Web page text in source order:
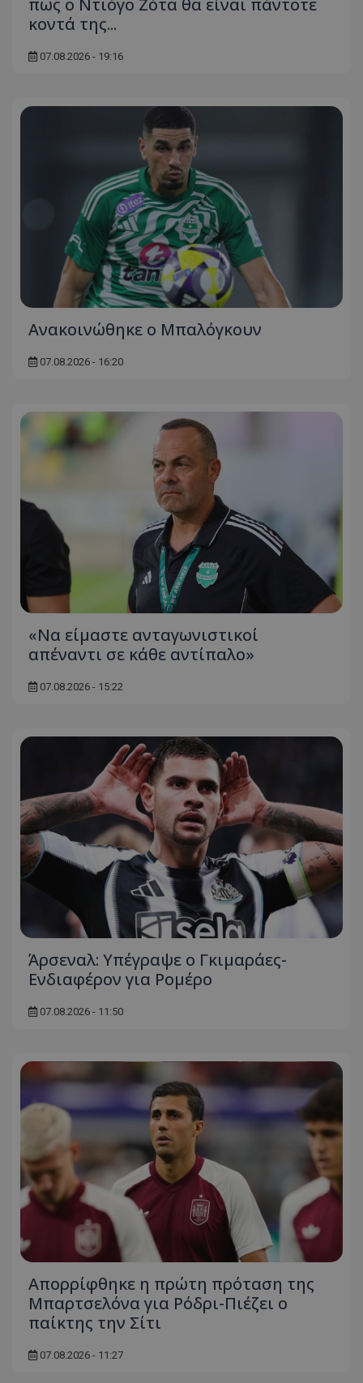
πως ο Ντιόγο Ζότα θα είναι πάντοτε
κοντά της...
07.08.2026 - 19:16
Ανακοινώθηκε ο Μπαλόγκουν
07.08.2026 - 16:20
«Να είμαστε ανταγωνιστικοί
απέναντι σε κάθε αντίπαλο»
07.08.2026 - 15:22
Άρσεναλ: Υπέγραψε ο Γκιμαράες-
Ενδιαφέρον για Ρομέρο
07.08.2026 - 11:50
Απορρίφθηκε η πρώτη πρόταση της
Μπαρτσελόνα για Ρόδρι-Πιέζει ο
παίκτης την Σίτι
07.08.2026 - 11:27